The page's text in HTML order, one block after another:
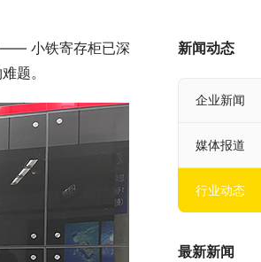
—— 小铁寄存柜已深
题。
新闻动态
企业新闻
媒体报道
行业动态
最新新闻